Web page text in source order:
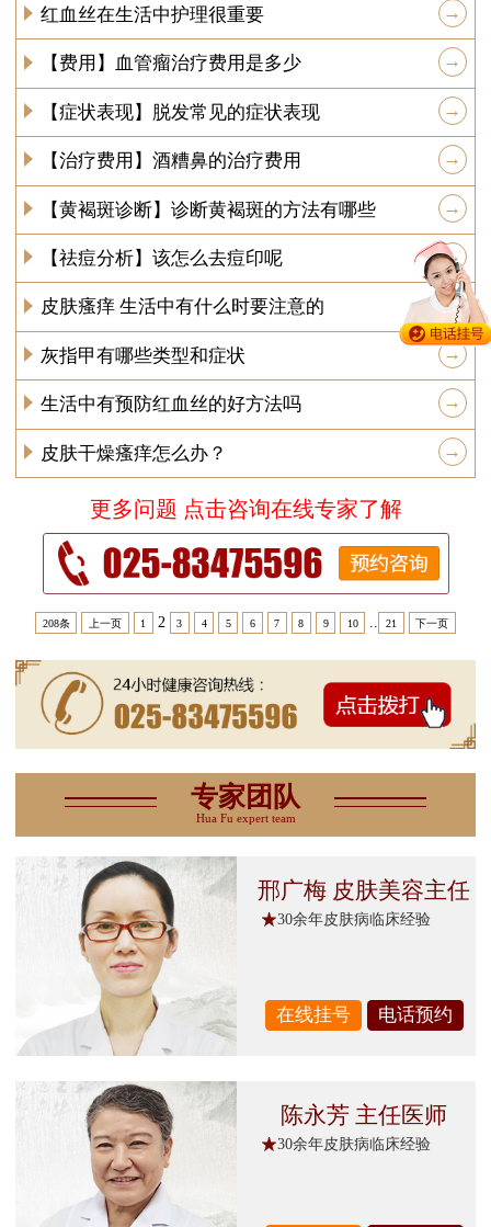
红血丝在生活中护理很重要 →
【费用】血管瘤治疗费用是多少 →
【症状表现】脱发常见的症状表现 →
【治疗费用】酒糟鼻的治疗费用 →
【黄褐斑诊断】诊断黄褐斑的方法有哪些 →
【祛痘分析】该怎么去痘印呢 →
皮肤瘙痒 生活中有什么时要注意的 →
灰指甲有哪些类型和症状 →
生活中有预防红血丝的好方法吗 →
皮肤干燥瘙痒怎么办？ →
更多问题 点击咨询在线专家了解
208条 上一页 1 2 3 4 5 6 7 8 9 10 21 下一页
专家团队
Hua Fu expert team
邢广梅 皮肤美容主任
30余年皮肤病临床经验
在线挂号 电话预约
陈永芳 主任医师
30余年皮肤病临床经验